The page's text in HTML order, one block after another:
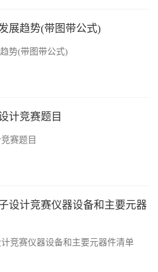
展趋势(带图带公式)
势(带图带公式)
计竞赛题目
赛题目
设计竞赛仪器设备和主要元器
竞赛仪器设备和主要元器件清单